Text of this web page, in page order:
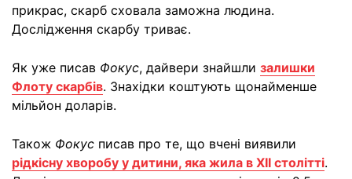
прикрас, скарб сховала заможна людина.
Дослідження скарбу триває.
Як уже писав Фокус, дайвери знайшли залишки
Флоту скарбів. Знахідки коштують щонайменше
мільйон доларів.
Також Фокус писав про те, що вчені виявили
рідкісну хворобу у дитини, яка жила в XII столітті.